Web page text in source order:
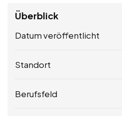
Überblick
Datum veröffentlicht
Standort
Berufsfeld